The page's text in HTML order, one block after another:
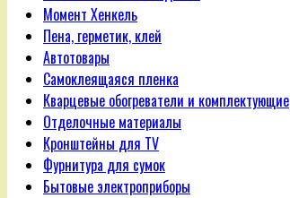
Момент Хенкель
Пена, герметик, клей
Автотовары
Самоклеящаяся пленка
Кварцевые обогреватели и комплектующие
Отделочные материалы
Кронштейны для TV
Фурнитура для сумок
Бытовые электроприборы